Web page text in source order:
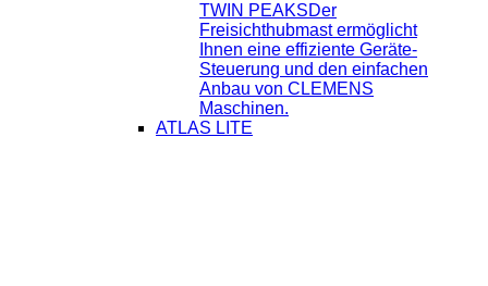
TWIN PEAKSDer
Freisichthubmast ermöglicht
Ihnen eine effiziente Geräte-
Steuerung und den einfachen
Anbau von CLEMENS
Maschinen.
ATLAS LITE